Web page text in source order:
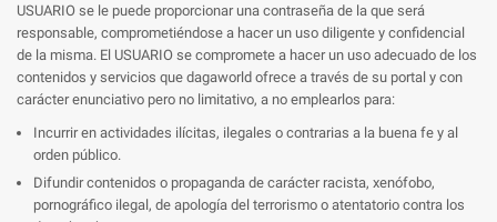
USUARIO se le puede proporcionar una contraseña de la que será
responsable, comprometiéndose a hacer un uso diligente y confidencial
de la misma. El USUARIO se compromete a hacer un uso adecuado de los
contenidos y servicios que dagaworld ofrece a través de su portal y con
carácter enunciativo pero no limitativo, a no emplearlos para:
Incurrir en actividades ilícitas, ilegales o contrarias a la buena fe y al
orden público.
Difundir contenidos o propaganda de carácter racista, xenófobo,
pornográfico ilegal, de apología del terrorismo o atentatorio contra los